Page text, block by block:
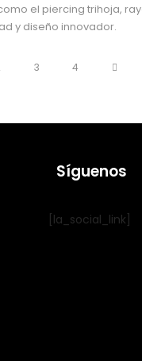
el piercing trihoja,
y diseño innovador.
3 4
Síguenos
[la_social_link]